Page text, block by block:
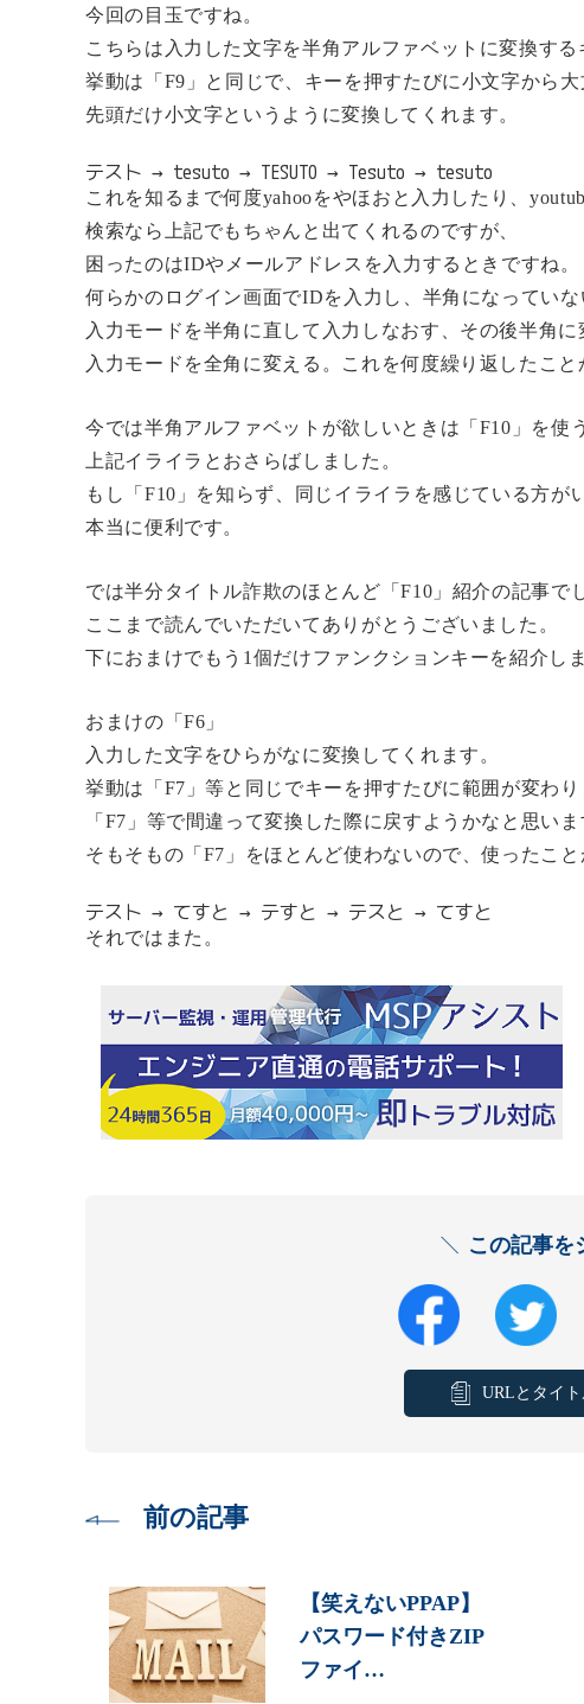
今回の目玉ですね。
こちらは入力した文字を半角アルファベットに変換する
挙動は「F9」と同じで、キーを押すたびに小文字から大
先頭だけ小文字というように変換してくれます。
テスト → tesuto → TESUTO → Tesuto → tesuto
これを知るまで何度yahooをやほおと入力したり、
検索なら上記でもちゃんと出てくれるのですが、
困ったのはIDやメールアドレスを入力するときですね。
何らかのログイン画面でIDを入力し、半角になっていな
入力モードを半角に直して入力しなおす、その後半角
入力モードを全角に変える。これを何度繰り返したこと
今では半角アルファベットが欲しいときは「F10」を使
上記イライラとおさらばしました。
もし「F10」を知らず、同じイライラを感じている方が
本当に便利です。
では半分タイトル詐欺のほとんど「F10」紹介の記事で
ここまで読んでいただいてありがとうございました。
下におまけでもう1個だけファンクションキーを紹介しま
おまけの「F6」
入力した文字をひらがなに変換してくれます。
挙動は「F7」等と同じでキーを押すたびに範囲が変わり
「F7」等で間違って変換した際に戻すようかなと思いま
そもそもの「F7」をほとんど使わないので、使ったこと
テスト → てすと → テすと → テスと → てすと
それではまた。
この記事を
URLとタイ
前の記事
【笑えないPPAP】
パスワード付きZIP
ファイ…